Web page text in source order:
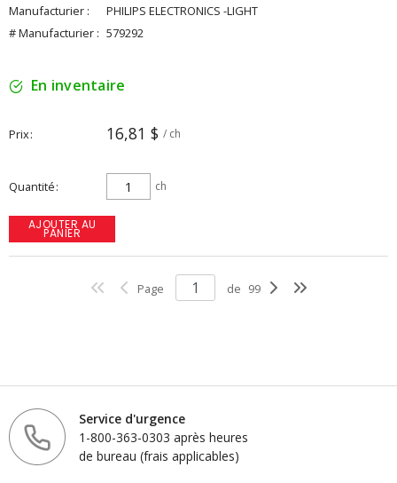
Manufacturier :
PHILIPS ELECTRONICS -LIGHT
# Manufacturier : 579292
En inventaire
Prix 16,81 $ / ch
Quantité ch
AJOUTER AU
PANIER
Page de 99
Service d'urgence
1-800-363-0303 après heures
de bureau (frais applicables)